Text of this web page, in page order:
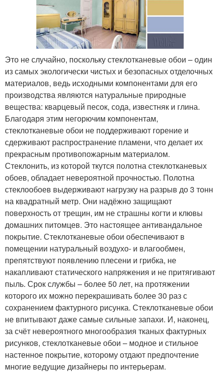
Это не случайно, поскольку стеклотканевые обои – один
из самых экологически чистых и безопасных отделочных
материалов, ведь исходными компонентами для его
производства являются натуральные природные
вещества: кварцевый песок, сода, известняк и глина.
Благодаря этим негорючим компонентам,
стеклотканевые обои не поддерживают горение и
сдерживают распространение пламени, что делает их
прекрасным противопожарным материалом.
Стеклонить, из которой ткутся полотна стеклотканевых
обоев, обладает невероятной прочностью. Полотна
стеклообоев выдерживают нагрузку на разрыв до 3 тонн
на квадратный метр. Они надёжно защищают
поверхность от трещин, им не страшны когти и клювы
домашних питомцев. Это настоящее антивандальное
покрытие. Стеклотканевые обои обеспечивают в
помещении натуральный воздухо- и влагообмен,
препятствуют появлению плесени и грибка, не
накапливают статического напряжения и не притягивают
пыль. Срок службы – более 50 лет, на протяжении
которого их можно перекрашивать более 30 раз с
сохранением фактурного рисунка. Стеклотканевые обои
не впитывают даже самые сильные запахи. И, наконец,
за счёт невероятного многообразия тканых фактурных
рисунков, стеклотканевые обои – модное и стильное
настенное покрытие, которому отдают предпочтение
многие ведущие дизайнеры по интерьерам.